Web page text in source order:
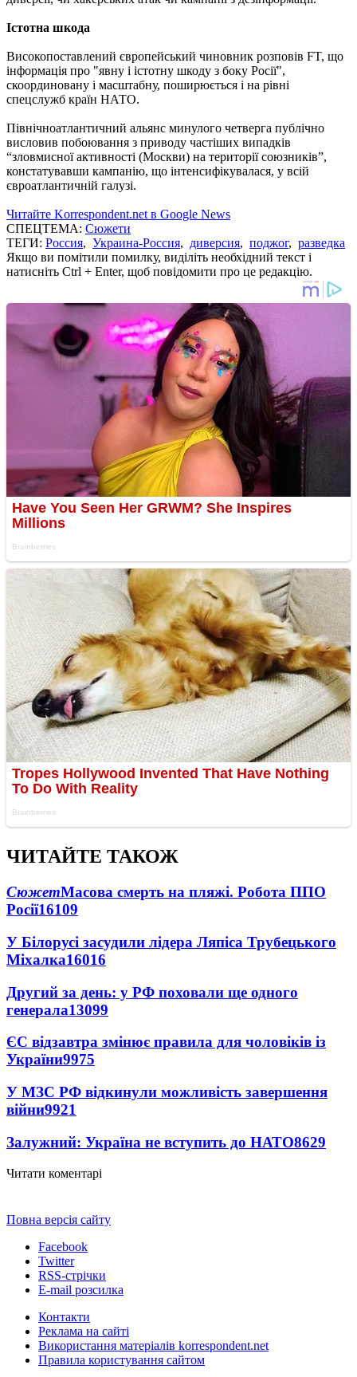
Істотна шкода
Високопоставлений європейський чиновник розповів FT, що
інформація про "явну і істотну шкоду з боку Росії",
скоординовану і масштабну, поширюється і на рівні
спецслужб країн НАТО.
Північноатлантичний альянс минулого четверга публічно
висловив побоювання з приводу частіших випадків
“зловмисної активності (Москви) на території союзників”,
констатувавши кампанію, що інтенсифікувалася, у всій
євроатлантичній галузі.
Читайте Korrespondent.net в Google News
СПЕЦТЕМА: Сюжети
ТЕГИ: Россия, Украина-Россия, диверсия, поджог, разведка
Якщо ви помітили помилку, виділіть необхідний текст і
натисніть Ctrl + Enter, щоб повідомити про це редакцію.
ЧИТАЙТЕ ТАКОЖ
СюжетМасова смерть на пляжі. Робота ППО
Росії16109
У Білорусі засудили лідера Ляпіса Трубецького
Міхалка16016
Другий за день: у РФ поховали ще одного
генерала13099
ЄС відзавтра змінює правила для чоловіків із
України9975
У МЗС РФ відкинули можливість завершення
війни9921
Залужний: Україна не вступить до НАТО8629
Читати коментарі
Повна версія сайту
Facebook
Twitter
RSS-стрічки
E-mail розсилка
Контакти
Реклама на сайті
Використання матеріалів korrespondent.net
Правила користування сайтом